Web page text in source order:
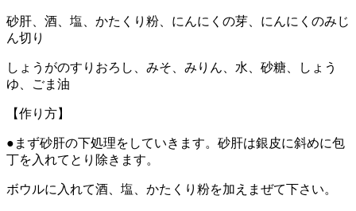
砂肝、酒、塩、かたくり粉、にんにくの芽、にんにくのみじ
ん切り
しょうがのすりおろし、みそ、みりん、水、砂糖、しょう
ゆ、ごま油
【作り方】
●まず砂肝の下処理をしていきます。砂肝は銀皮に斜めに包
丁を入れてとり除きます。
ボウルに入れて酒、塩、かたくり粉を加えまぜて下さい。